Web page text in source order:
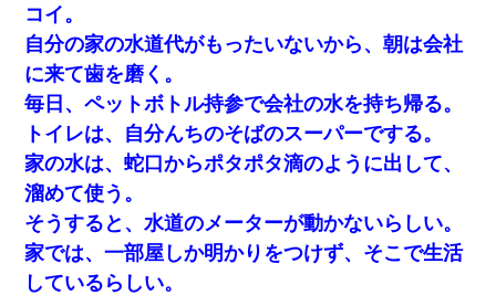
コイ。
自分の家の水道代がもったいないから、朝は会社
に来て歯を磨く。
毎日、ペットボトル持参で会社の水を持ち帰る。
トイレは、自分んちのそばのスーパーでする。
家の水は、蛇口からポタポタ滴のように出して、
溜めて使う。
そうすると、水道のメーターが動かないらしい。
家では、一部屋しか明かりをつけず、そこで生活
しているらしい。